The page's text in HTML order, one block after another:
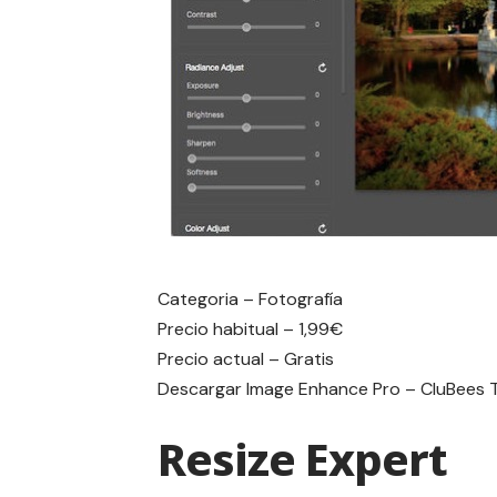
Categoria – Fotografía
Precio habitual – 1,99€
Precio actual – Gratis
DescargarImage Enhance Pro – CluBees
Resize Expert